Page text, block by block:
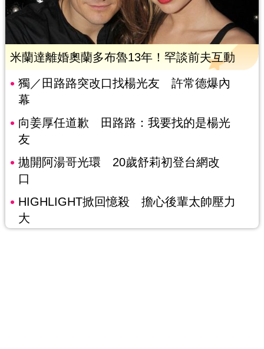
米蘭達離婚奧蘭多布魯13年！罕談前夫互動
獨／田路路突改口找楊光友 許常德爆內
幕
向姜厚任道歉 田路路：我要找的是楊光
友
拋開阿湯哥光環 20歲舒莉初登台網改
口
HIGHLIGHT掀回憶殺 擔心後輩太帥壓力
大